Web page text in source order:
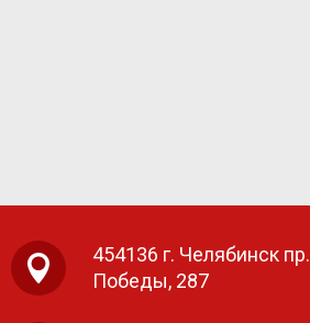
454136 г. Челябинск пр.
Победы, 287